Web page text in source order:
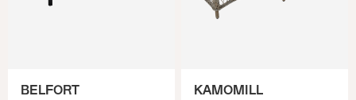
BELFORT KAMOMILL